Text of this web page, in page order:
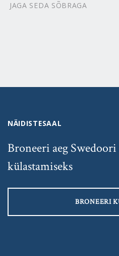
JAGA SEDA SÕBRAGA
NÄIDISTESAAL
Broneeri aeg
külastamiseks
BRONEERI